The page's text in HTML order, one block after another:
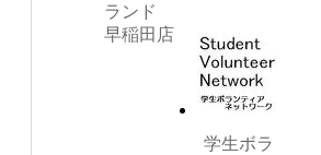
ランド
早稲田店
学生ボラ